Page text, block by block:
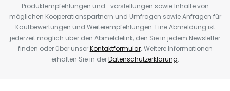
Produktempfehlungen und -vorstellungen sowie Inhalte von
möglichen Kooperationspartnern und Umfragen sowie Anfragen für
Kaufbewertungen und Weiterempfehlungen. Eine Abmeldung ist
jederzeit möglich über den Abmeldelink, den Sie in jedem Newsletter
finden oder über unserKontaktformular. Weitere Informationen
erhalten Sie in derDatenschutzerklärung.